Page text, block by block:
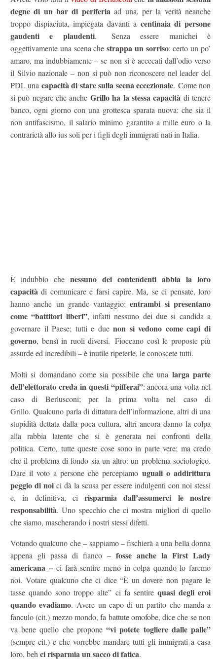
degne di un bar di periferiaad una, per la verità neanche
troppo dispiaciuta, impiegata davanti a centinaia di persone
gaudenti e plaudenti. Senza essere manichei è
oggettivamente una scena chestrappa un sorriso: certo un po’
amaro, ma indubbiamente – se non si è accecati dall’odio verso
il Silvio nazionale – non si può non riconoscere nel leader del
PDL una capacità di stare sulla scena eccezionale. Come non
si può negare che anche Grillo ha la stessa capacità di tenere
banco, ogni giorno con una grottesca sparata nuova: che sia il
non antifascismo, il salario minimo garantito a mille euro o la
contrarietà allo ius soli per i figli degli immigrati nati in Italia.
È indubbio che nessuno dei contendenti abbia la loro
capacità di comunicare e farsi capire. Ma, se ci pensate, loro
hanno anche un grande vantaggio:entrambi si presentano
come “battitori liberi”, infatti nessuno dei due si candida a
governare il Paese; tutti e duenon si vedono come capi di
governo, bensì in ruoli diversi. Fioccano così le proposte più
assurde ed incredibili – è inutile ripeterle, le conoscete tutti.
Molti si domandano come sia possibile che una larga parte
dell’elettorato creda in questi “pifferai”: ancora una volta nel
caso di Berlusconi; per la prima volta nel caso di
Grillo. Qualcuno parla di dittatura dell’informazione, altri di una
stupidità dettata dalla poca cultura, altri ancora danno la colpa
alla rabbia latente che si è generata nei confronti della
politica. Certo, tutte queste cose sono in parte vere; ma credo
che il problema di fondo sia un altro: un problema sociologico.
Dare il voto a persone che percepiamo uguali o addirittura
peggio di noi ci dà la scusa per essere indulgenti con noi stessi
e, in definitiva, cirisparmia dall’assumerci le nostre
responsabilità. Uno specchio che ci mostra migliori di quello
che siamo, mascherando i nostri stessi difetti.
Votando qualcuno che – sappiamo – fischierà a una bella donna
appena gli passa di fianco –fosse anche la First Lady
americana –ci farà sentire meno in colpa quando lo faremo
noi. Votare qualcuno che ci dice “È un dovere non pagare le
tasse quando sono troppo alte” ci fa sentire quasi degli eroi
quando evadiamo. Avere un capo di un partito che manda a
fanculo (cit.) mezzo mondo, fa battute omofobe, dice che se non
va bene quello che propone“vi potete togliere dalle palle”
(sempre cit.) e che vorrebbe mandare tutti gli immigrati a casa
loro, behci risparmia un sacco di fatica.